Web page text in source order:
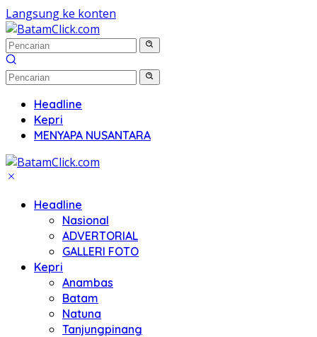
Langsung ke konten
Headline
Kepri
MENYAPA NUSANTARA
Headline
Nasional
ADVERTORIAL
GALLERI FOTO
Kepri
Anambas
Batam
Natuna
Tanjungpinang